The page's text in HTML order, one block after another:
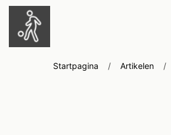
Startpagina / Artikelen /